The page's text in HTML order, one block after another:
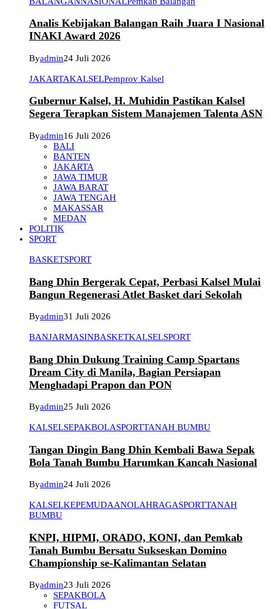
Analis Kebijakan Balangan Raih Juara I Nasional
INAKI Award 2026
Byadmin24 Juli 2026
JAKARTAKALSELPemprov Kalsel
Gubernur Kalsel, H. Muhidin Pastikan Kalsel
Segera Terapkan Sistem Manajemen Talenta ASN
Byadmin16 Juli 2026
BALI
BANTEN
JAKARTA
JAWA TIMUR
JAWA BARAT
JAWA TENGAH
MAKASSAR
MEDAN
POLITIK
SPORT
BASKETSPORT
Bang Dhin Bergerak Cepat, Perbasi Kalsel Mulai
Bangun Regenerasi Atlet Basket dari Sekolah
Byadmin31 Juli 2026
BANJARMASINBASKETKALSELSPORT
Bang Dhin Dukung Training Camp Spartans
Dream City di Manila, Bagian Persiapan
Menghadapi Prapon dan PON
Byadmin25 Juli 2026
KALSELSEPAKBOLASPORTTANAH BUMBU
Tangan Dingin Bang Dhin Kembali Bawa Sepak
Bola Tanah Bumbu Harumkan Kancah Nasional
Byadmin24 Juli 2026
KALSELKEPEMUDAANOLAHRAGASPORTTANAH
BUMBU
KNPI, HIPMI, ORADO, KONI, dan Pemkab
Tanah Bumbu Bersatu Sukseskan Domino
Championship se-Kalimantan Selatan
Byadmin23 Juli 2026
SEPAKBOLA
FUTSAL